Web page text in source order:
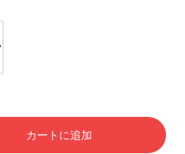
カートに追加